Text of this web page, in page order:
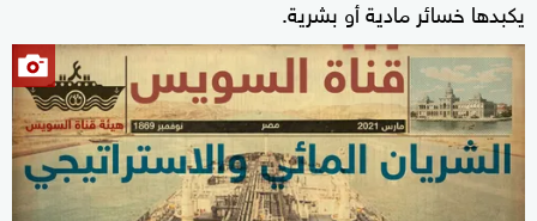
يكبدها خسائر مادية أو بشرية.